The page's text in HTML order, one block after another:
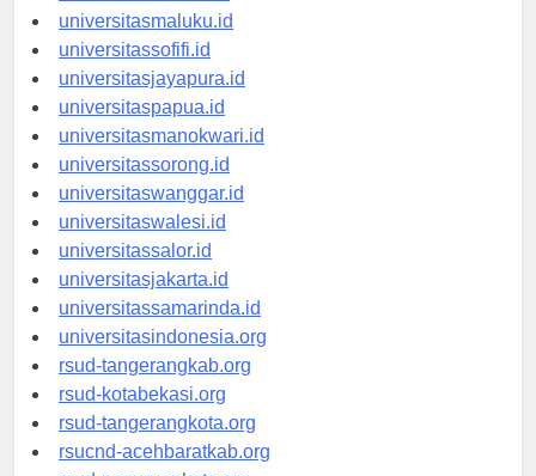
universitasambon.id
universitasmaluku.id
universitassofifi.id
universitasjayapura.id
universitaspapua.id
universitasmanokwari.id
universitassorong.id
universitaswanggar.id
universitaswalesi.id
universitassalor.id
universitasjakarta.id
universitassamarinda.id
universitasindonesia.org
rsud-tangerangkab.org
rsud-kotabekasi.org
rsud-tangerangkota.org